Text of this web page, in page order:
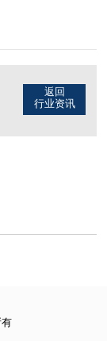
返回
行业资讯